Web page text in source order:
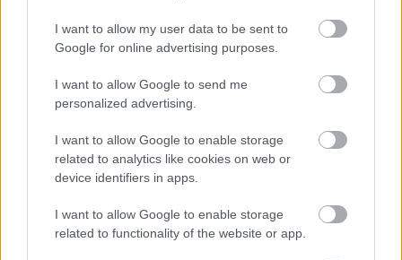
I want to allow my user data to be sent to
Google for online advertising purposes.
I want to allow Google to send me
personalized advertising.
I want to allow Google to enable storage
related to analytics like cookies on web or
device identifiers in apps.
I want to allow Google to enable storage
related to functionality of the website or app.
των κοινωνικών δικτύων.
5. Πού πάει το παιδί σας σχολείο
Σύμφωνα με την έκθεση NSPCC
ο αριθμός των
καταγεγραμμένων σεξουαλικών αδικημάτων έχει
αυξηθεί κατά τα τελευταία χρόνια.
Η έκθεση σημειώνει πως η αστυνομία κατέγραψε